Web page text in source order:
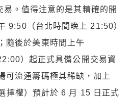
。值得注意的是其精確的開
9:50（台北時間晚上 21:50）
隨後於美東時間上午
）起正式具備公開交易資
可流通籌碼極其稀缺，加上
擇權）預計於 6 月 15 日正式